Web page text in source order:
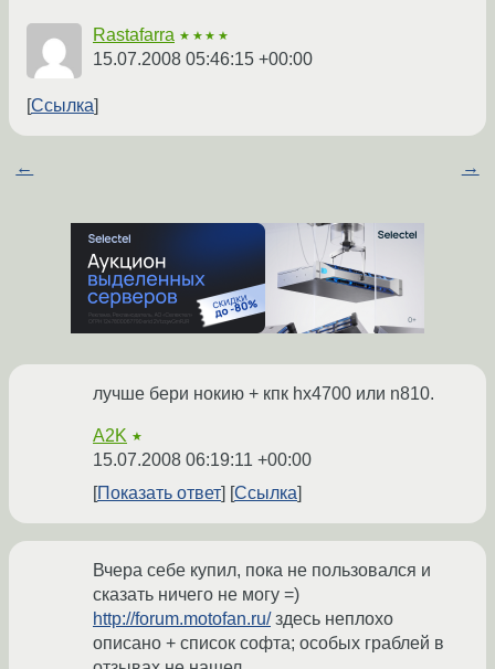
Rastafarra ★★★★
15.07.2008 05:46:15 +00:00
Ссылка
← →
лучше бери нокию + кпк hx4700 или n810.
A2K ★
15.07.2008 06:19:11 +00:00
Показать ответ
Ссылка
Вчера себе купил, пока не пользовался и
сказать ничего не могу =)
http://forum.motofan.ru/здесь неплохо
описано + список софта; особых граблей в